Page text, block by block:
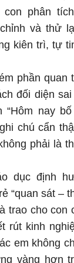
phân tích
và thử
kiên trì, tự
phần quan
đối diện
“Hôm nay
chú cẩn
phải là
dục định
“quan sát –
trao cho con
rút kinh
em không
vàng hơn